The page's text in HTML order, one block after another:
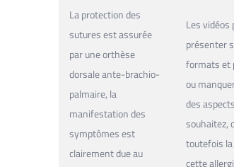
La protection des
sutures est assurée
par une orthèse
dorsale ante-brachio-
palmaire, la
manifestation des
symptômes est
clairement due au
Les
présenter
formats et
ou
des
souhaitez,
toutefois